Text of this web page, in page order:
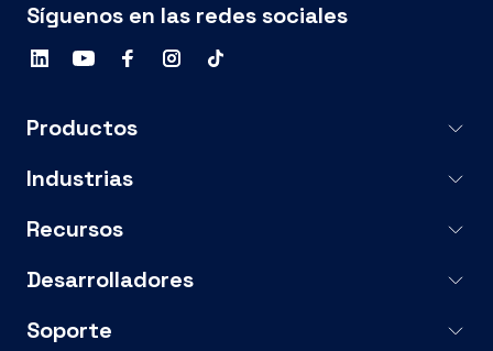
Síguenos en las redes sociales
Productos
Industrias
Recursos
Desarrolladores
Soporte